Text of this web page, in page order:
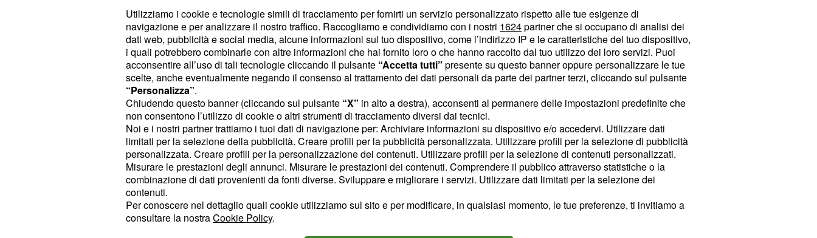
Maria De Filippi confessa a
Tommaso Zorzi di aver cambiato
opinione su di lui
Maria De Filippiè intervenutaper la prima volta alGF Vip,
attraverso uncollegamento in diretta durante l'ultima
puntata. La presentatrice, che era nello studio di Amici, ha
parlato con Tommaso Zorzi. La moglie di Maurizio
Costanzo ha confidato di aver cambiato opinione
sull'influencer milanese, in quanto, in un primo momento,
credeva fosse un personaggio spocchioso e arrogante ma,
seguendo il suo percorso all'interno del reality, si è ricreduta.
In particolar modo, Maria ha detto di aver letto la scheda di
e gli sono piaciuti diversi aspetti del venticinquenne,
Utilizziamo i cookie e tecnologie simili di tracciamento per fornirti un servizio personalizzato rispetto alle tue esigenze di
navigazione e per analizzare il nostro traffico. Raccogliamo e condividiamo con i nostri 1624partner che si occupano di analisi dei
dati web, pubblicità e social media, alcune informazioni sul tuo dispositivo, come l’indirizzo IP e le caratteristiche del tuo dispositivo,
i quali potrebbero combinarle con altre informazioni che hai fornito loro o che hanno raccolto dal tuo utilizzo dei loro servizi. Puoi
acconsentire all’uso di tali tecnologie cliccando il pulsante “Accetta tutti” presente su questo banner oppure personalizzare le tue
scelte, anche eventualmente negando il consenso al trattamento dei dati personali da parte dei partner terzi, cliccando sul pulsante
“Personalizza”.
Chiudendo questo banner (cliccando sul pulsante “X” in alto a destra), acconsenti al permanere delle impostazioni predefinite che
non consentono l’utilizzo di cookie o altri strumenti di tracciamento diversi dai tecnici.
Noi e i nostri partner trattiamo i tuoi dati di navigazione per: Archiviare informazioni su dispositivo e/o accedervi. Utilizzare dati
limitati per la selezione della pubblicità. Creare profili per la pubblicità personalizzata. Utilizzare profili per la selezione di pubblicità
personalizzata. Creare profili per la personalizzazione dei contenuti. Utilizzare profili per la selezione di contenuti personalizzati.
Misurare le prestazioni degli annunci. Misurare le prestazioni dei contenuti. Comprendere il pubblico attraverso statistiche o la
combinazione di dati provenienti da fonti diverse. Sviluppare e migliorare i servizi. Utilizzare dati limitati per la selezione dei
contenuti.
Per conoscere nel dettaglio quali cookie utilizziamo sul sito e per modificare, in qualsiasi momento, le tue preferenze, ti invitiamo a
consultare la nostraCookie Policy.